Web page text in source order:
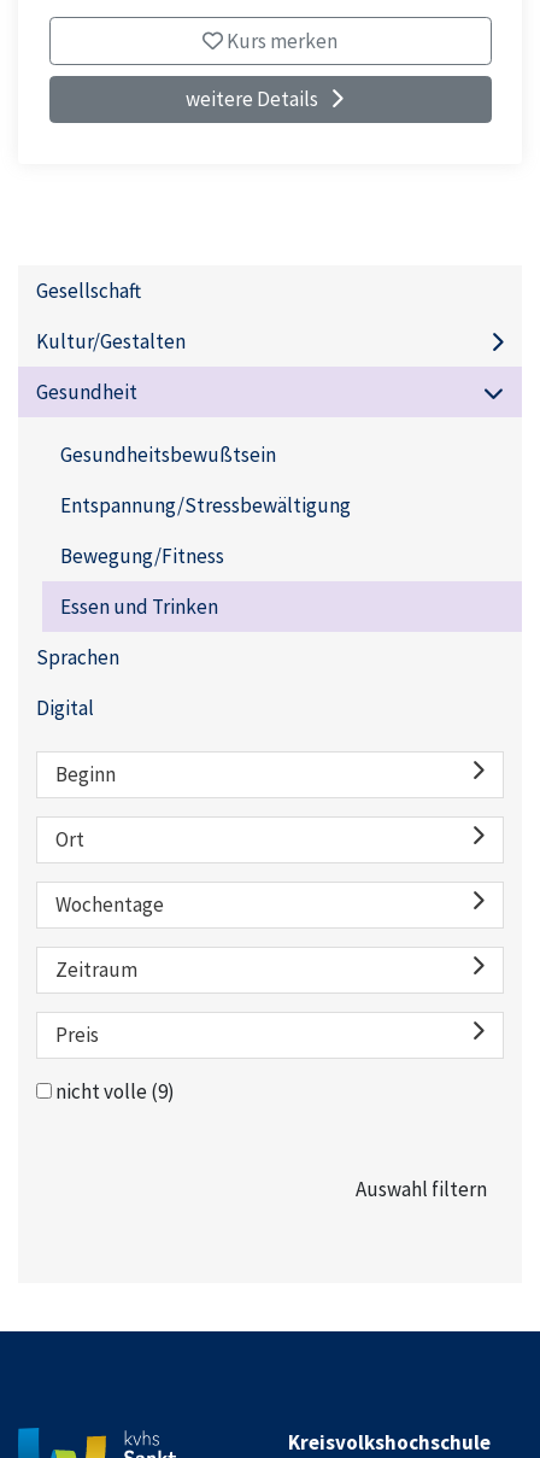
Kurs merken
weitere Details
Gesellschaft
Kultur/Gestalten
Gesundheit
Gesundheitsbewußtsein
Entspannung/Stressbewältigung
Bewegung/Fitness
Essen und Trinken
Sprachen
Digital
Beginn
Ort
Wochentage
Zeitraum
Preis
nicht volle(9)
Kreisvolkshochschule